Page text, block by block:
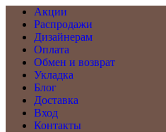
Акции
Распродажи
Дизайнерам
Оплата
Обмен и возврат
Укладка
Блог
Доставка
Вход
Контакты